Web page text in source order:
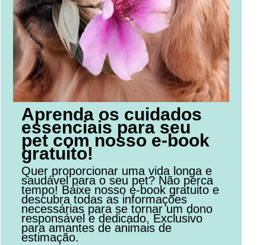
Aprenda os cuidados
essenciais para seu
pet com nosso e-book
gratuito!
Quer proporcionar uma vida longa e
saudável para o seu pet? Não perca
tempo! Baixe nosso e-book gratuito e
descubra todas as informações
necessárias para se tornar um dono
responsável e dedicado. Exclusivo
para amantes de animais de
estimação.